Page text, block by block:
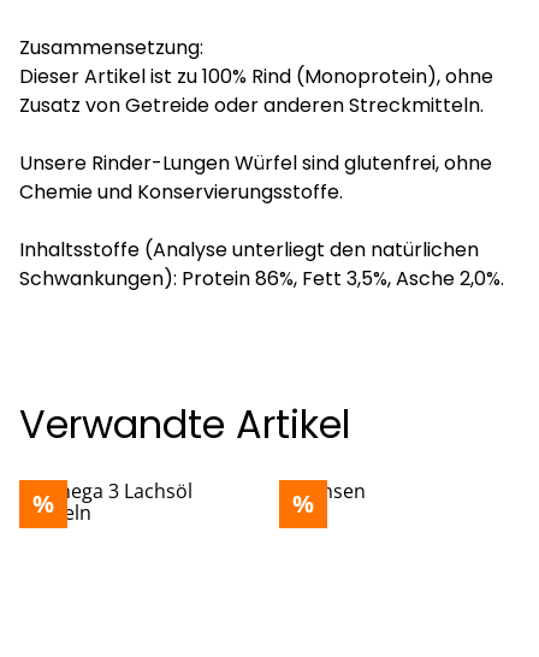
Zusammensetzung:
Dieser Artikel ist zu 100% Rind (Monoprotein), ohne
Zusatz von Getreide oder anderen Streckmitteln.
Unsere Rinder-Lungen Würfel sind glutenfrei, ohne
Chemie und Konservierungsstoffe.
Inhaltsstoffe (Analyse unterliegt den natürlichen
Schwankungen): Protein 86%, Fett 3,5%, Asche 2,0%.
Verwandte Artikel
% %